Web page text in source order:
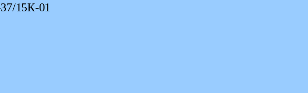
15К-01